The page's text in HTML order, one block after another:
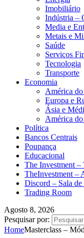
Imobiliário
Indústria –
Media e
Metais e
Saúde
Serviços
Tecnologia
Transporte
Economia
América
Europa e
Ásia e
América
Política
Bancos Centrais
Poupança
Educacional
The Investment
TheInvestment –
Discord – Sala
Trading Room
Agosto 8, 2026
Pesquisar por:
HomeMasterclass –